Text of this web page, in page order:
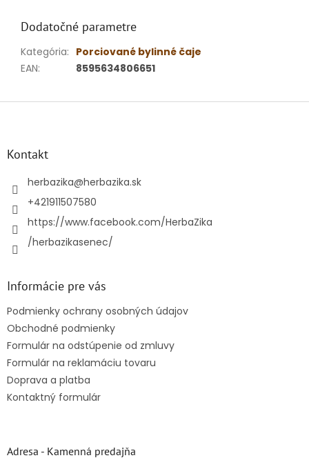
Dodatočné parametre
Kategória: Porciované bylinné čaje
EAN: 8595634806651
Kontakt
herbazika@herbazika.sk
+421911507580
https://www.facebook.com/HerbaZika
/herbazikasenec/
Informácie pre vás
Podmienky ochrany osobných údajov
Obchodné podmienky
Formulár na odstúpenie od zmluvy
Formulár na reklamáciu tovaru
Doprava a platba
Kontaktný formulár
Adresa - Kamenná predajňa